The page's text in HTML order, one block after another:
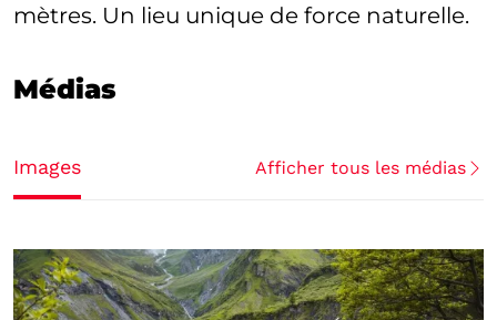
mètres. Un lieu unique de force naturelle.
Médias
Images Afficher tous les médias